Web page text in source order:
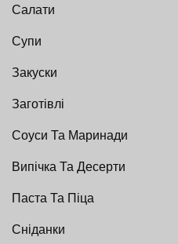
Салати
Супи
Закуски
Заготівлі
Соуси Та Маринади
Випічка Та Десерти
Паста Та Піца
Сніданки